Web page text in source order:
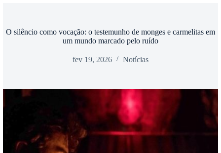
O silêncio como vocação: o testemunho de monges e carmelitas em
um mundo marcado pelo ruído
fev 19, 2026 Notícias